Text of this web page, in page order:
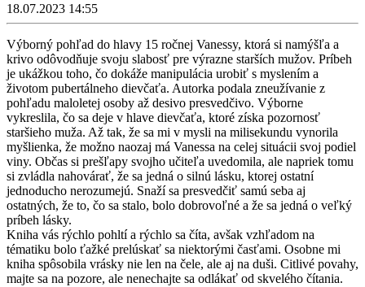
18.07.2023 14:55
Výborný pohľad do hlavy 15 ročnej Vanessy, ktorá si namýšľa a
krivo odôvodňuje svoju slabosť pre výrazne starších mužov. Príbeh
je ukážkou toho, čo dokáže manipulácia urobiť s myslením a
životom pubertálneho dievčaťa. Autorka podala zneužívanie z
pohľadu maloletej osoby až desivo presvedčivo. Výborne
vykreslila, čo sa deje v hlave dievčaťa, ktoré získa pozornosť
staršieho muža. Až tak, že sa mi v mysli na milisekundu vynorila
myšlienka, že možno naozaj má Vanessa na celej situácii svoj podiel
viny. Občas si prešľapy svojho učiteľa uvedomila, ale napriek tomu
si zvládla nahovárať, že sa jedná o silnú lásku, ktorej ostatní
jednoducho nerozumejú. Snaží sa presvedčiť samú seba aj
ostatných, že to, čo sa stalo, bolo dobrovoľné a že sa jedná o veľký
príbeh lásky.
Kniha vás rýchlo pohltí a rýchlo sa číta, avšak vzhľadom na
tématiku bolo ťažké prelúskať sa niektorými časťami. Osobne mi
kniha spôsobila vrásky nie len na čele, ale aj na duši. Citlivé povahy,
majte sa na pozore, ale nenechajte sa odlákať od skvelého čítania.